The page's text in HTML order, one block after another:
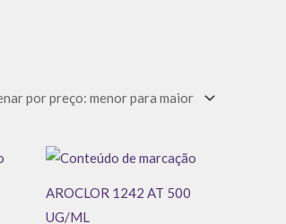
AROCLOR 1242 AT 500
UG/ML